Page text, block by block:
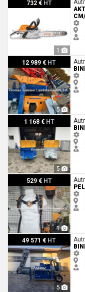
732 € HT
1
12 989 € HT
5
Binderberger WS 700 FB
1 168 € HT
5
Binderberger Forstkiste
529 € HT
1
Pellenc Selion 21 HD
49 571 € HT
5
Binderberger SSP 450 Z